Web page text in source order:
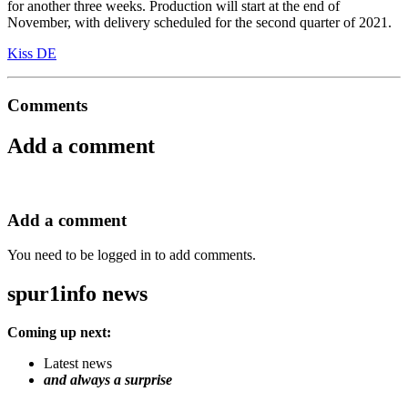
for another three weeks. Production will start at the end of
November, with delivery scheduled for the second quarter of 2021.
Kiss DE
Comments
Add a comment
Add a comment
You need to be logged in to add comments.
spur1info news
Coming up next:
Latest news
and always a surprise